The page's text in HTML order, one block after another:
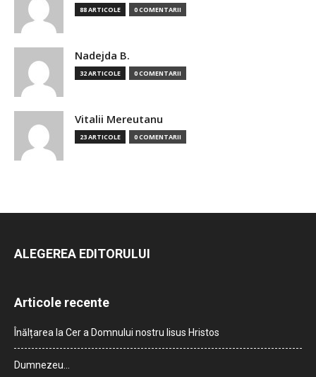
88 ARTICOLE 0 COMENTARII
Nadejda B.
32 ARTICOLE 0 COMENTARII
Vitalii Mereutanu
23 ARTICOLE 0 COMENTARII
ALEGEREA EDITORULUI
Articole recente
Înălțarea la Cer a Domnului nostru Iisus Hristos
Dumnezeu…